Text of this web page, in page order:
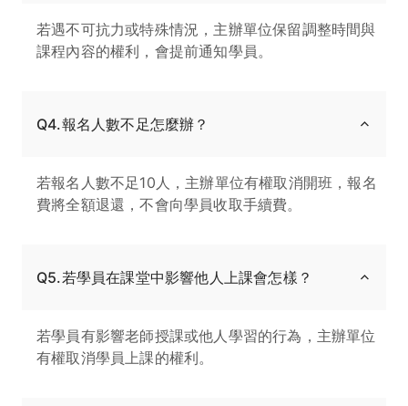
若遇不可抗力或特殊情況，主辦單位保留調整時間與
課程內容的權利，會提前通知學員。
Q4.報名人數不足怎麼辦？
若報名人數不足10人，主辦單位有權取消開班，報名
費將全額退還，不會向學員收取手續費。
Q5.若學員在課堂中影響他人上課會怎樣？
若學員有影響老師授課或他人學習的行為，主辦單位
有權取消學員上課的權利。